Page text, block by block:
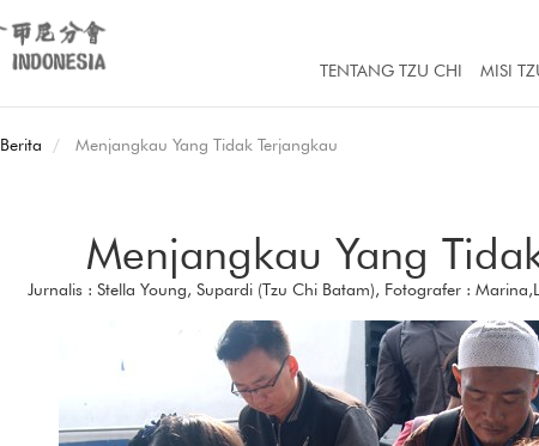
TENTANG TZU CHI MISI
Berita Menjangkau Yang Tidak Terjangkau
Menjangkau Yang
Jurnalis : Stella Young, Supardi (Tzu Chi Batam), Fotografer :